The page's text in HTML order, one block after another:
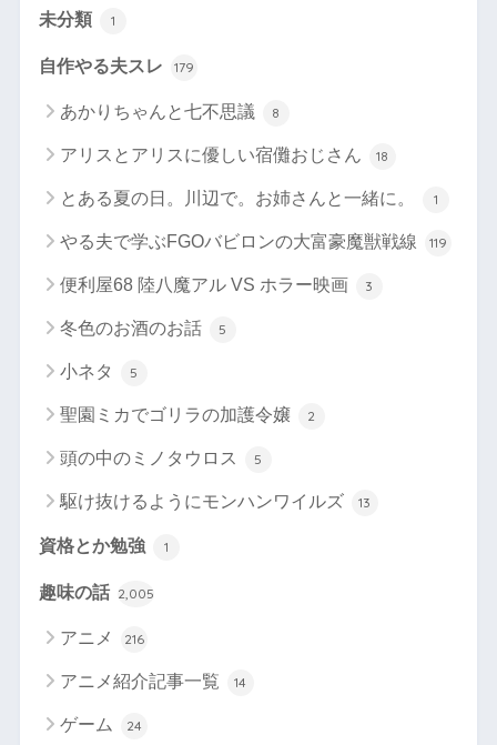
未分類 1
自作やる夫スレ 179
あかりちゃんと七不思議 8
アリスとアリスに優しい宿儺おじさん 18
とある夏の日。川辺で。お姉さんと一緒に。 1
やる夫で学ぶFGOバビロンの大富豪魔獣戦線 119
便利屋68 陸八魔アル VS ホラー映画 3
冬色のお酒のお話 5
小ネタ 5
聖園ミカでゴリラの加護令嬢 2
頭の中のミノタウロス 5
駆け抜けるようにモンハンワイルズ 13
資格とか勉強 1
趣味の話 2,005
アニメ 216
アニメ紹介記事一覧 14
ゲーム 24